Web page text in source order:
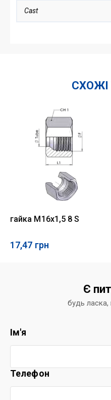
Cast
СХОЖІ
гайка M16x1,5 8 S
17,47 грн
Є
будь ласка,
Ім'я
Телефон